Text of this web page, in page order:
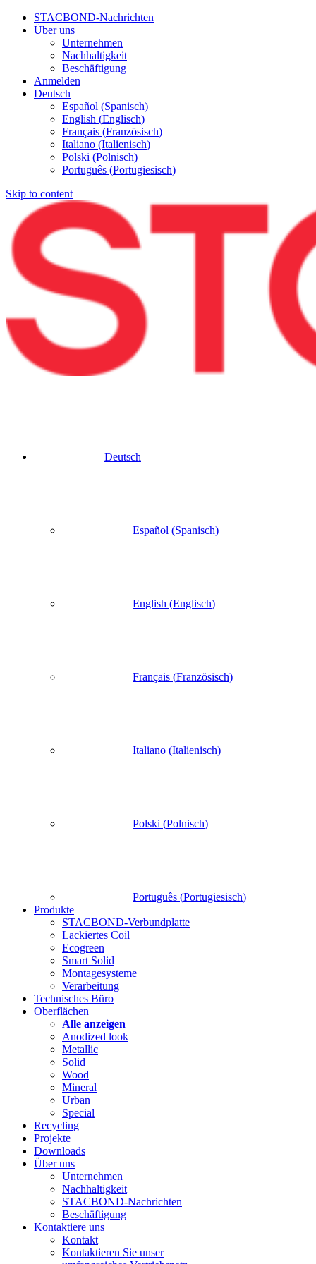
STACBOND-Nachrichten
Über uns
Unternehmen
Nachhaltigkeit
Beschäftigung
Anmelden
Deutsch
Español (Spanisch)
English (Englisch)
Français (Französisch)
Italiano (Italienisch)
Polski (Polnisch)
Português (Portugiesisch)
Skip to content
Deutsch
Español (Spanisch)
English (Englisch)
Français (Französisch)
Italiano (Italienisch)
Polski (Polnisch)
Português (Portugiesisch)
Produkte
STACBOND-Verbundplatte
Lackiertes Coil
Ecogreen
Smart Solid
Montagesysteme
Verarbeitung
Technisches Büro
Oberflächen
Alle anzeigen
Anodized look
Metallic
Solid
Wood
Mineral
Urban
Special
Recycling
Projekte
Downloads
Über uns
Unternehmen
Nachhaltigkeit
STACBOND-Nachrichten
Beschäftigung
Kontaktiere uns
Kontakt
Kontaktieren Sie unser